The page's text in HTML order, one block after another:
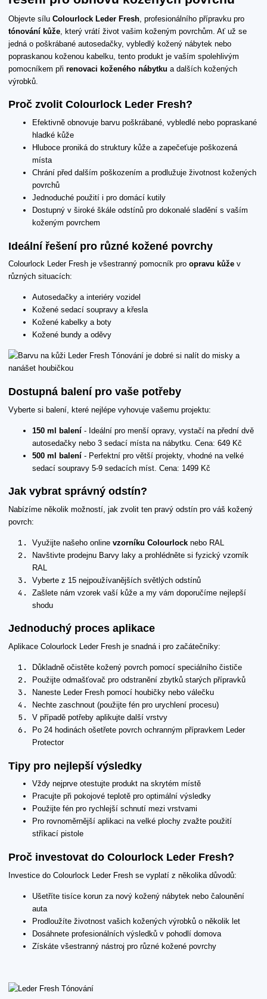
Objevte sílu Colourlock Leder Fresh , profesionálního přípravku pro
tónování kůže , který vrátí život vašim koženým povrchům. Ať už se
jedná o poškrábané autosedačky, vybledlý kožený nábytek nebo
popraskanou koženou kabelku, tento produkt je vaším spolehlivým
pomocníkem při renovaci koženého nábytku a dalších kožených
výrobků.
Proč zvolit Colourlock Leder Fresh?
Efektivně obnovuje barvu poškrábané, vybledlé nebo popraskané
hladké kůže
Hluboce proniká do struktury kůže a zapečeťuje poškozená
místa
Chrání před dalším poškozením a prodlužuje životnost kožených
povrchů
Jednoduché použití i pro domácí kutily
Dostupný v široké škále odstínů pro dokonalé sladění s vaším
koženým povrchem
Ideální řešení pro různé kožené povrchy
Colourlock Leder Fresh je všestranný pomocník pro opravu kůže v
různých situacích:
Autosedačky a interiéry vozidel
Kožené sedací soupravy a křesla
Kožené kabelky a boty
Kožené bundy a oděvy
Dostupná balení pro vaše potřeby
Vyberte si balení, které nejlépe vyhovuje vašemu projektu:
150 ml balení - Ideální pro menší opravy, vystačí na přední dvě
autosedačky nebo 3 sedací místa na nábytku. Cena: 649 Kč
500 ml balení - Perfektní pro větší projekty, vhodné na velké
sedací soupravy 5-9 sedacích míst. Cena: 1499 Kč
Jak vybrat správný odstín?
Nabízíme několik možností, jak zvolit ten pravý odstín pro váš kožený
povrch:
Využijte našeho online vzorníku Colourlock nebo RAL
Navštivte prodejnu Barvy laky a prohlédněte si fyzický vzorník
RAL
Vyberte z 15 nejpoužívanějších světlých odstínů
Zašlete nám vzorek vaší kůže a my vám doporučíme nejlepší
shodu
Jednoduchý proces aplikace
Aplikace Colourlock Leder Fresh je snadná i pro začátečníky:
Důkladně očistěte kožený povrch pomocí speciálního čističe
Použijte odmašťovač pro odstranění zbytků starých přípravků
Naneste Leder Fresh pomocí houbičky nebo válečku
Nechte zaschnout (použijte fén pro urychlení procesu)
V případě potřeby aplikujte další vrstvy
Po 24 hodinách ošetřete povrch ochranným přípravkem Leder
Protector
Tipy pro nejlepší výsledky
Vždy nejprve otestujte produkt na skrytém místě
Pracujte při pokojové teplotě pro optimální výsledky
Použijte fén pro rychlejší schnutí mezi vrstvami
Pro rovnoměrnější aplikaci na velké plochy zvažte použití
stříkací pistole
Proč investovat do Colourlock Leder Fresh?
Investice do Colourlock Leder Fresh se vyplatí z několika důvodů:
Ušetříte tisíce korun za nový kožený nábytek nebo čalounění
auta
Prodloužíte životnost vašich kožených výrobků o několik let
Dosáhnete profesionálních výsledků v pohodlí domova
Získáte všestranný nástroj pro různé kožené povrchy